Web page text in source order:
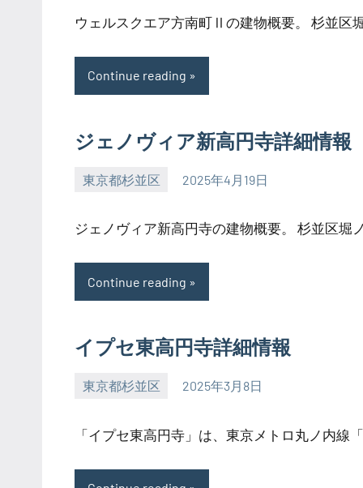
ウェルスクエア方南町Ⅱの建物概要。 杉並区
Continue reading
ジェノヴィア新高円寺詳細情報
東京都杉並区 2025年4月19日
SEZIMO
ジェノヴィア新高円寺の建物概要。 杉並区堀
Continue reading
イプセ東高円寺詳細情報
東京都杉並区 2025年3月8日
SEZIMO
「イプセ東高円寺」は、東京メトロ丸ノ内線